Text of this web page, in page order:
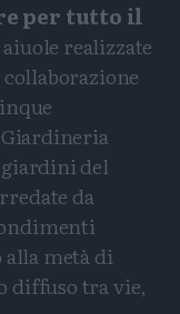
per tutto il
realizzate
del
da
metà di
diffuso tra vie,